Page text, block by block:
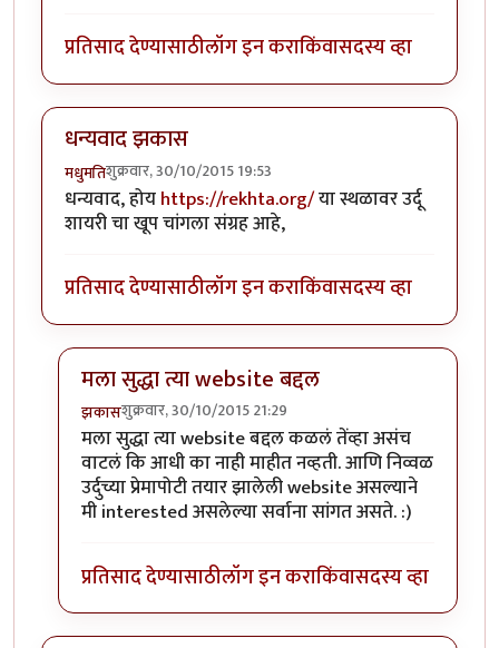
प्रतिसाद देण्यासाठीलॉग इन कराकिंवासदस्य व्हा
धन्यवाद झकास
मधुमतिशुक्रवार, 30/10/2015 19:53
धन्यवाद, होयhttps://rekhta.org/या स्थळावर उर्दू
शायरी चा खूप चांगला संग्रह आहे,
प्रतिसाद देण्यासाठीलॉग इन कराकिंवासदस्य व्हा
मला सुद्धा त्या website बद्दल
झकासशुक्रवार, 30/10/2015 21:29
In reply toधन्यवाद झकासbyमधुमति
मला सुद्धा त्या website बद्दल कळलं तेंव्हा असंच
वाटलं कि आधी का नाही माहीत नव्हती. आणि निव्वळ
उर्दुच्या प्रेमापोटी तयार झालेली website असल्याने
मी interested असलेल्या सर्वाना सांगत असते. :)
प्रतिसाद देण्यासाठीलॉग इन कराकिंवासदस्य व्हा